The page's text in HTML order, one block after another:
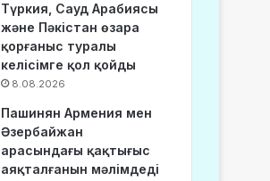
Түркия, Сауд Арабиясы
және Пәкістан өзара
қорғаныс туралы
келісімге қол қойды
8.08.2026
Пашинян Армения мен
Әзербайжан
арасындағы қақтығыс
аяқталғанын мәлімдеді